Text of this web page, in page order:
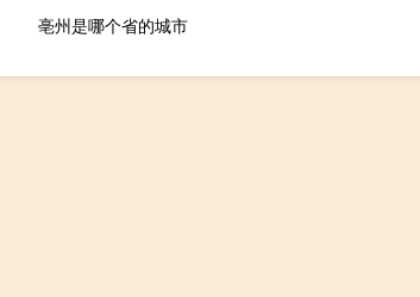
亳州是哪个省的城市